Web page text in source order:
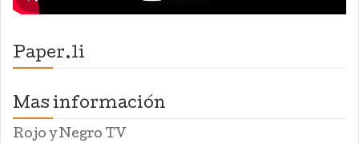
Paper.li
Mas información
Rojo y Negro TV